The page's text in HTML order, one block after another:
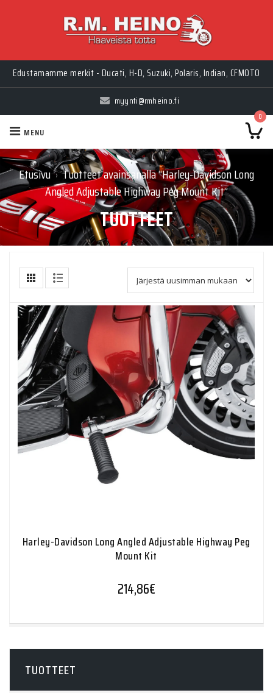
Edustamamme merkit - Ducati, H-D, Suzuki, Polaris, Indian, CFMOTO
myynti@rmheino.fi
0
MENU
Etusivu › Tuotteet avainsanalla “Harley-Davidson Long
Angled Adjustable Highway Peg Mount Kit”
TUOTTEET
Harley-Davidson Long Angled Adjustable Highway Peg
Mount Kit
214,86€
TUOTTEET